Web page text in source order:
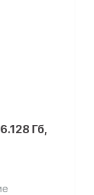
Гб,